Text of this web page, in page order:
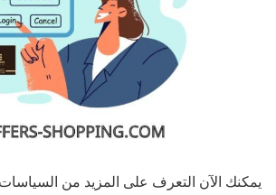
يمكنك الآن التعرف على المزيد من